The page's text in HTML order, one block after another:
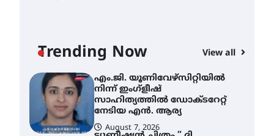
Trending Now View all
നേടിയ എൻ. ആര്യ
August 7, 2026
വോയിസ് ഓഫ് ഹിന്ദ് റജബ് ”
ഇരിങ്ങാലക്കുട ഫിലിം
സൊസൈറ്റി ആഗസ്റ്റ് 7
വെള്ളിയാഴ്ച സ്‌ക്രീൻ
ചെയ്യുന്നു